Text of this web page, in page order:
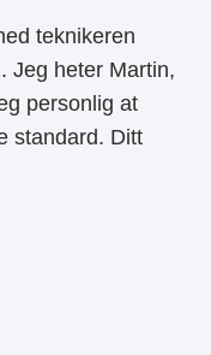
teknikeren
Jeg heter Martin,
personlig at
standard. Ditt